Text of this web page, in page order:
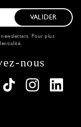
VALIDER
Pour plus
.
nous